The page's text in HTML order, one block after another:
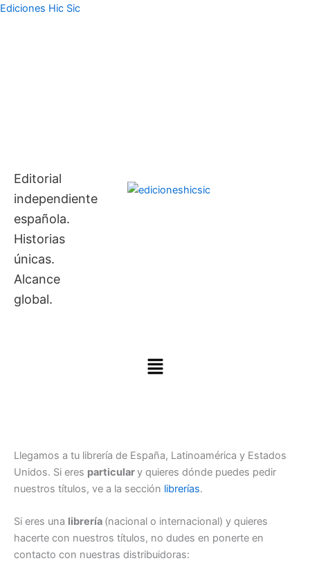
contenido
Ir
Ediciones Hic Sic
Editorial
independiente
española.
Historias
únicas.
Alcance
global.
Menú
Llegamos a tu librería de España, Latinoamérica y Estados
Unidos. Si eres particulary quieres dónde puedes pedir
nuestros títulos, ve a la sección librerías.
Si eres una librería (nacional o internacional) y quieres
hacerte con nuestros títulos, no dudes en ponerte en
contacto con nuestras distribuidoras: